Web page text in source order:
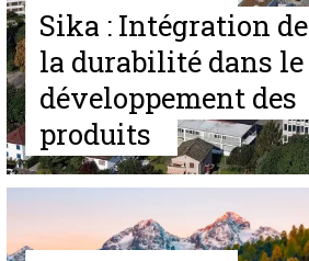
Sika : Intégration de
la durabilité dans le
développement des
produits